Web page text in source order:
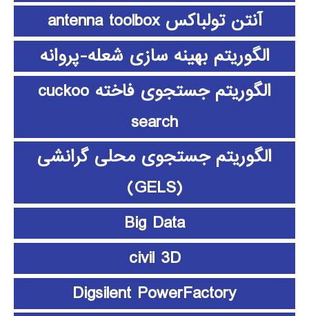
آنتن تولباکس antenna toolbox
الگوریتم بهینه سازی شعله-پروانه
الگوریتم جستجوی فاخته cuckoo
search
الگوریتم جستجوی محلی گرانشی
(GELS)
Big Data
civil 3D
Digsilent PowerFactory